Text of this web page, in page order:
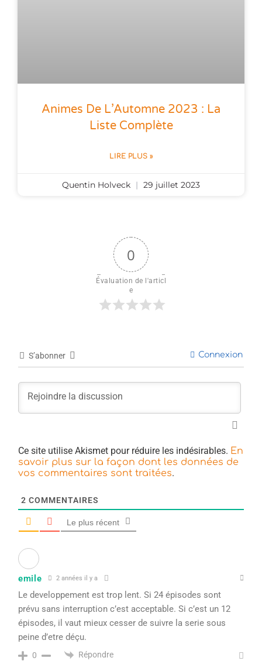
Animes De L’Automne 2023 : La
Liste Complète
LIRE PLUS »
Quentin Holveck 29 juillet 2023
0
Évaluation de l'articl
e
S’abonner Connexion
Ce site utilise Akismet pour réduire les indésirables. En
savoir plus sur la façon dont les données de
vos commentaires sont traitées.
2 COMMENTAIRES
Le plus récent
emile 2 années il y a
Le developpement est trop lent. Si 24 épisodes sont
prévu sans interruption c’est acceptable. Si c’est un 12
épisodes, il vaut mieux cesser de suivre la serie sous
peine d’etre déçu.
0 Répondre